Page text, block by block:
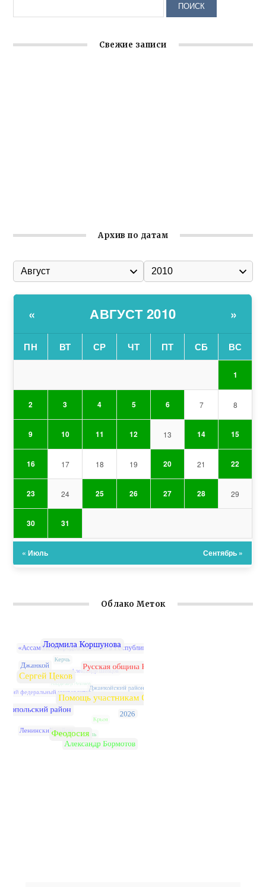
Свежие записи
Архив по датам
« АВГУСТ 2010 »
ПН ВТ СР ЧТ ПТ СБ ВС
1
2 3 4 5 6 7 8
9 10 11 12 13 14 15
16 17 18 19 20 21 22
23 24 25 26 27 28 29
30 31
« Июль Сентябрь »
Облако Меток